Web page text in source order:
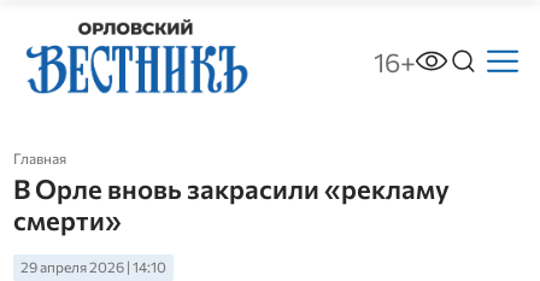
16+
Главная
В Орле вновь закрасили «рекламу
смерти»
29 апреля 2026 | 14:10